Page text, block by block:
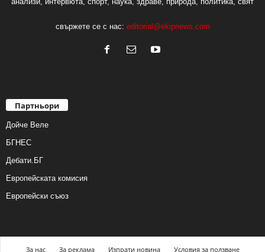
свържете се с нас: editorial@ekipnews.com
Партньори
Дойче Веле
БГНЕС
Дебати.БГ
Европейската комисия
Европейски съюз
За нас За реклама Изпрати новина Условия за ползване